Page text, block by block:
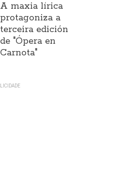
A maxia lírica
protagoniza a
terceira edición
de "Ópera en
Carnota"